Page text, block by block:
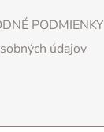
PODMIENKY
údajov